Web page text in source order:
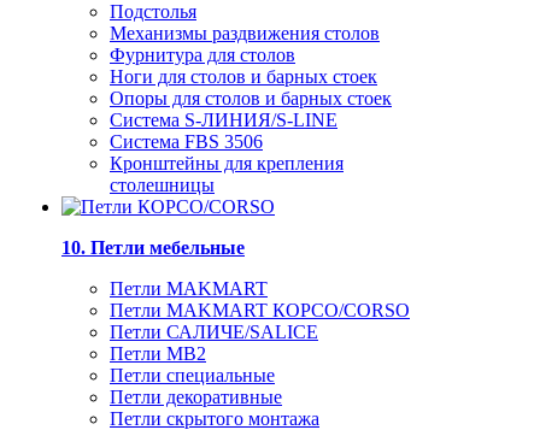
Подстолья
Механизмы раздвижения столов
Фурнитура для столов
Ноги для столов и барных стоек
Опоры для столов и барных стоек
Система S-ЛИНИЯ/S-LINE
Система FBS 3506
Кронштейны для крепления
столешницы
10. Петли мебельные
Петли MAKMART
Петли MAKMART КОРСО/CORSO
Петли САЛИЧЕ/SALICE
Петли MB2
Петли специальные
Петли декоративные
Петли скрытого монтажа